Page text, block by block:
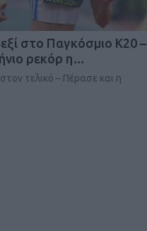
στο Παγκόσμιο Κ20 –
ρεκόρ η…
τελικό – Πέρασε και η